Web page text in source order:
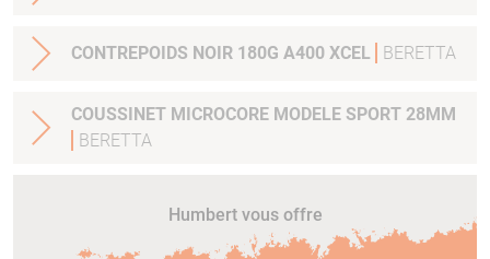
CONTREPOIDS NOIR 180G A400 XCEL BERETTA
COUSSINET MICROCORE MODELE SPORT 28MM
BERETTA
Humbert vous offre